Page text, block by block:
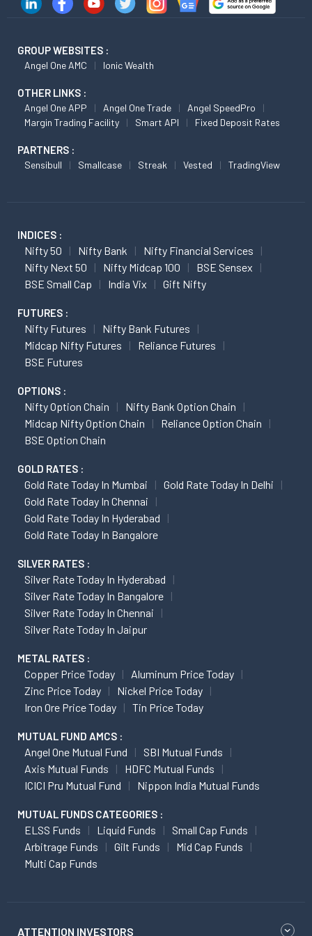
GROUP WEBSITES :
Angel One AMC Ionic Wealth
OTHER LINKS :
Angel One APP Angel One Trade
Angel SpeedPro
Margin Trading Facility
Smart API Fixed Deposit Rates
PARTNERS :
Sensibull Smallcase Streak Vested TradingView
INDICES :
Nifty 50 Nifty Bank
Nifty Financial Services
Nifty Next 50
Nifty Midcap 100
BSE Sensex
BSE Small Cap
India Vix Gift Nifty
FUTURES :
Nifty Futures
Nifty Bank Futures
Midcap Nifty Futures
Reliance Futures
BSE Futures
OPTIONS :
Nifty Option Chain
Nifty Bank Option Chain
Midcap Nifty Option Chain
Reliance Option Chain
BSE Option Chain
GOLD RATES :
Gold Rate Today In Mumbai
Gold Rate Today In Delhi
Gold Rate Today In Chennai
Gold Rate Today In Hyderabad
Gold Rate Today In Bangalore
SILVER RATES :
Silver Rate Today In Hyderabad
Silver Rate Today In Bangalore
Silver Rate Today In Chennai
Silver Rate Today In Jaipur
METAL RATES :
Copper Price Today
Aluminum Price Today
Zinc Price Today
Nickel Price Today
Iron Ore Price Today
Tin Price Today
MUTUAL FUND AMCS :
Angel One Mutual Fund
SBI Mutual Funds
Axis Mutual Funds
HDFC Mutual Funds
ICICI Pru Mutual Fund
Nippon India Mutual Funds
MUTUAL FUNDS CATEGORIES :
ELSS Funds Liquid Funds
Small Cap Funds
Arbitrage Funds
Gilt Funds
Mid Cap Funds
Multi Cap Funds
ATTENTION INVESTORS